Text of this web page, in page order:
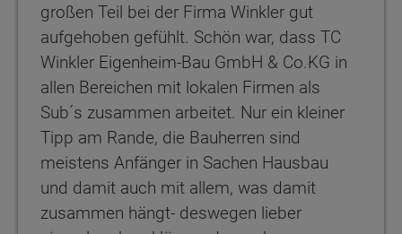
großen Teil bei der Firma Winkler gut
aufgehoben gefühlt. Schön war, dass TC
Winkler Eigenheim-Bau GmbH & Co.KG in
allen Bereichen mit lokalen Firmen als
Sub´s zusammen arbeitet. Nur ein kleiner
Tipp am Rande, die Bauherren sind
meistens Anfänger in Sachen Hausbau
und damit auch mit allem, was damit
zusammen hängt- deswegen lieber